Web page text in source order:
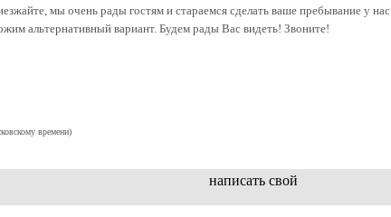
очень рады гостям и стараемся сделать ваше пребывание у нас
альтернативный вариант. Будем рады Вас видеть! Звоните!
времени)
написать свой